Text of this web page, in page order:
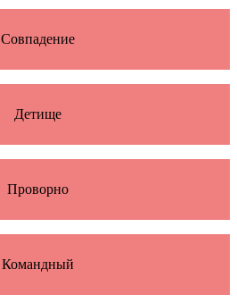
Совпадение
Детище
Проворно
Командный